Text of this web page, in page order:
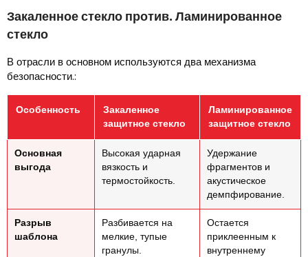
Закаленное стекло против. Ламинированное
стекло
В отрасли в основном используются два механизма
безопасности.:
Особенность
Закаленное
защитное стекло
Ламинированное
защитное стекло
Основная
выгода
Высокая ударная
вязкость и
термостойкость.
Удержание
фрагментов и
акустическое
демпфирование.
Разрыв
шаблона
Разбивается на
мелкие, тупые
гранулы.
Остается
приклеенным к
внутреннему